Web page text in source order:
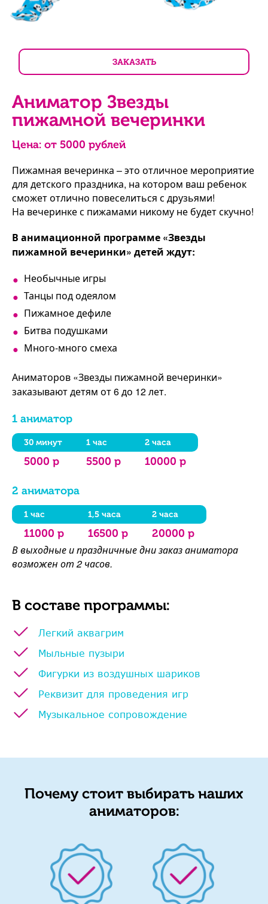
ЗАКАЗАТЬ
Аниматор Звезды
пижамной вечеринки
Цена: от 5000 рублей
Пижамная вечеринка – это отличное мероприятие
для детского праздника, на котором ваш ребенок
сможет отлично повеселиться с друзьями!
На вечеринке с пижамами никому не будет скучно!
В анимационной программе «Звезды
пижамной вечеринки» детей ждут:
Необычные игры
Танцы под одеялом
Пижамное дефиле
Битва подушками
Много-много смеха
Аниматоров «Звезды пижамной вечеринки»
заказывают детям от 6 до 12 лет.
1 аниматор
30 минут 1 час 2 часа
5000 р 5500 р 10000 р
2 аниматора
1 час 1,5 часа 2 часа
11000 р 16500 р 20000 р
В выходные и праздничные дни заказ аниматора
возможен от 2 часов.
В составе программы:
Легкий аквагрим
Мыльные пузыри
Фигурки из воздушных шариков
Реквизит для проведения игр
Музыкальное сопровождение
Почему стоит выбирать наших
аниматоров: